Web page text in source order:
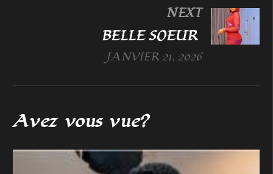
NEXT
BELLE SOEUR
JANVIER 21, 2026
Avez vous vue?